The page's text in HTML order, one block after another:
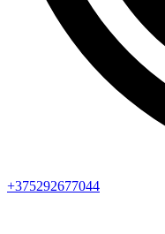
+375292677044